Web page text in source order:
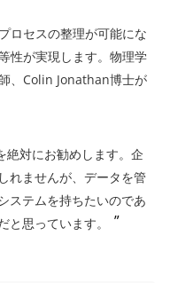
ロセスの整理が可能にな
性が実現します。物理学
、Colin Jonathan博士が
絶対にお勧めします。企
れませんが、データを管
ステムを持ちたいのであ
思っています。